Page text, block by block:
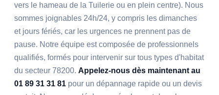
vers le hameau de la Tuilerie ou en plein centre). Nous
sommes joignables 24h/24, y compris les dimanches
et jours fériés, car les urgences ne prennent pas de
pause. Notre équipe est composée de professionnels
qualifiés, formés pour intervenir sur tous types d'habitat
du secteur 78200.Appelez-nous dès maintenant au
01 89 31 31 81 pour un dépannage rapide ou un devis